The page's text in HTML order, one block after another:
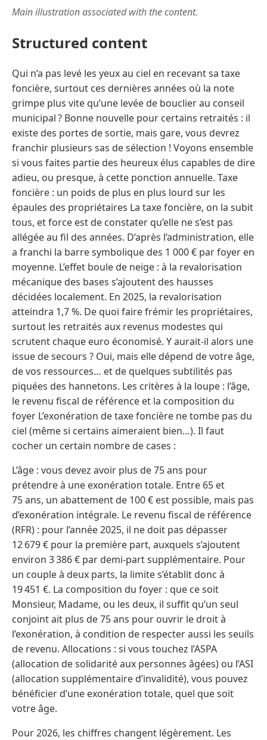
Main illustration associated with the content.
Structured content
Qui n’a pas levé les yeux au ciel en recevant sa taxe
foncière, surtout ces dernières années où la note
grimpe plus vite qu’une levée de bouclier au conseil
municipal ? Bonne nouvelle pour certains retraités : il
existe des portes de sortie, mais gare, vous devrez
franchir plusieurs sas de sélection ! Voyons ensemble
si vous faites partie des heureux élus capables de dire
adieu, ou presque, à cette ponction annuelle. Taxe
foncière : un poids de plus en plus lourd sur les
épaules des propriétaires La taxe foncière, on la subit
tous, et force est de constater qu’elle ne s’est pas
allégée au fil des années. D’après l’administration, elle
a franchi la barre symbolique des 1 000 € par foyer en
moyenne. L’effet boule de neige : à la revalorisation
mécanique des bases s’ajoutent des hausses
décidées localement. En 2025, la revalorisation
atteindra 1,7 %. De quoi faire frémir les propriétaires,
surtout les retraités aux revenus modestes qui
scrutent chaque euro économisé. Y aurait-il alors une
issue de secours ? Oui, mais elle dépend de votre âge,
de vos ressources… et de quelques subtilités pas
piquées des hannetons. Les critères à la loupe : l’âge,
le revenu fiscal de référence et la composition du
foyer L’exonération de taxe foncière ne tombe pas du
ciel (même si certains aimeraient bien…). Il faut
cocher un certain nombre de cases :
L’âge : vous devez avoir plus de 75 ans pour
prétendre à une exonération totale. Entre 65 et
75 ans, un abattement de 100 € est possible, mais pas
d’exonération intégrale. Le revenu fiscal de référence
(RFR) : pour l’année 2025, il ne doit pas dépasser
12 679 € pour la première part, auxquels s’ajoutent
environ 3 386 € par demi-part supplémentaire. Pour
un couple à deux parts, la limite s’établit donc à
19 451 €. La composition du foyer : que ce soit
Monsieur, Madame, ou les deux, il suffit qu’un seul
conjoint ait plus de 75 ans pour ouvrir le droit à
l’exonération, à condition de respecter aussi les seuils
de revenu. Allocations : si vous touchez l’ASPA
(allocation de solidarité aux personnes âgées) ou l’ASI
(allocation supplémentaire d’invalidité), vous pouvez
bénéficier d’une exonération totale, quel que soit
votre âge.
Pour 2026, les chiffres changent légèrement. Les